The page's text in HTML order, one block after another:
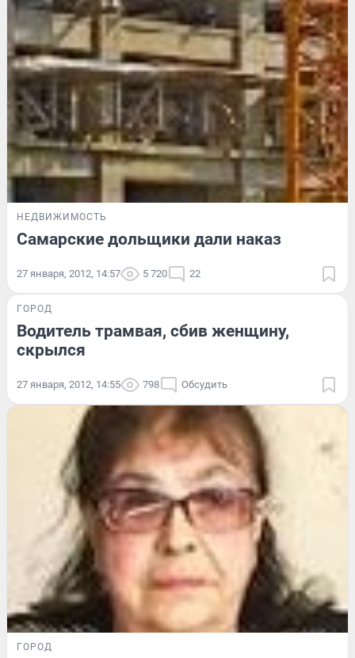
НЕДВИЖИМОСТЬ
Самарские дольщики дали наказ
27 января, 2012, 14:57 5 720 22
ГОРОД
Водитель трамвая, сбив женщину,
скрылся
27 января, 2012, 14:55 798 Обсудить
ГОРОД